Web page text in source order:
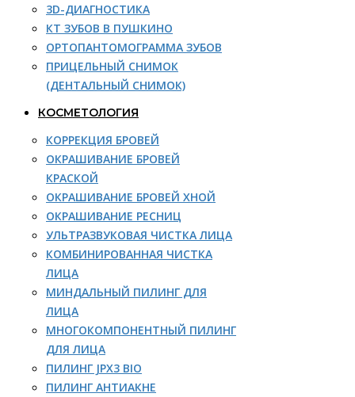
3D-ДИАГНОСТИКА
КТ ЗУБОВ В ПУШКИНО
ОРТОПАНТОМОГРАММА ЗУБОВ
ПРИЦЕЛЬНЫЙ СНИМОК
(ДЕНТАЛЬНЫЙ СНИМОК)
КОСМЕТОЛОГИЯ
КОРРЕКЦИЯ БРОВЕЙ
ОКРАШИВАНИЕ БРОВЕЙ
КРАСКОЙ
ОКРАШИВАНИЕ БРОВЕЙ ХНОЙ
ОКРАШИВАНИЕ РЕСНИЦ
УЛЬТРАЗВУКОВАЯ ЧИСТКА ЛИЦА
КОМБИНИРОВАННАЯ ЧИСТКА
ЛИЦА
МИНДАЛЬНЫЙ ПИЛИНГ ДЛЯ
ЛИЦА
МНОГОКОМПОНЕНТНЫЙ ПИЛИНГ
ДЛЯ ЛИЦА
ПИЛИНГ JPX3 BIO
ПИЛИНГ АНТИАКНЕ